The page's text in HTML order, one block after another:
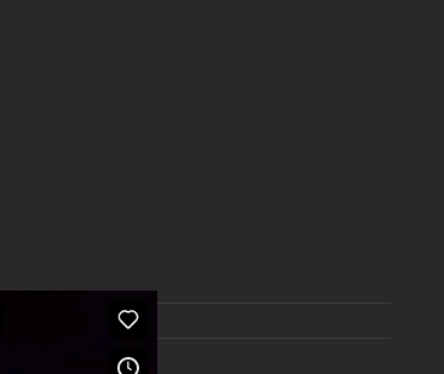
0 Kommentare